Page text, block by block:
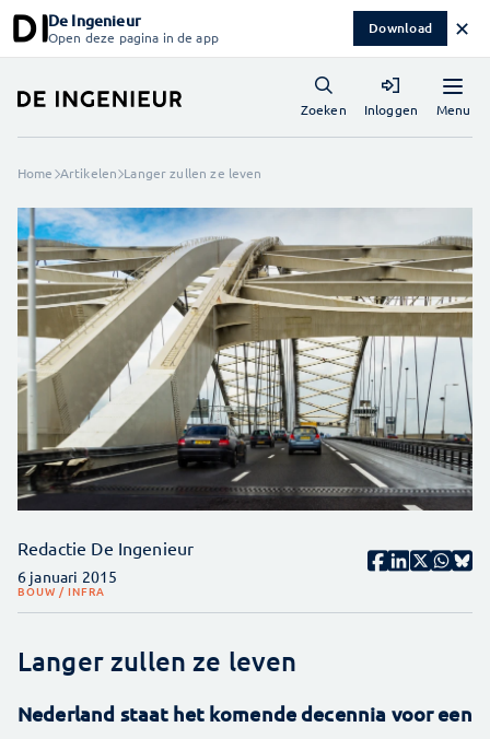
De Ingenieur
Open deze pagina in de app Download ✕
Menu
Zoeken Inloggen
Home Artikelen Langer zullen ze leven
Redactie De Ingenieur
6 januari 2015
BOUW / INFRA
Langer zullen ze leven
Nederland staat het komende decennia voor een